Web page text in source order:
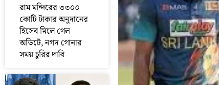
রাম মন্দিরের ৩৩০০
কোটি টাকার অনুদানের
হিসেব মিলে গেল
অডিটে, নগদ গোনার
সময় চুরির দাবি